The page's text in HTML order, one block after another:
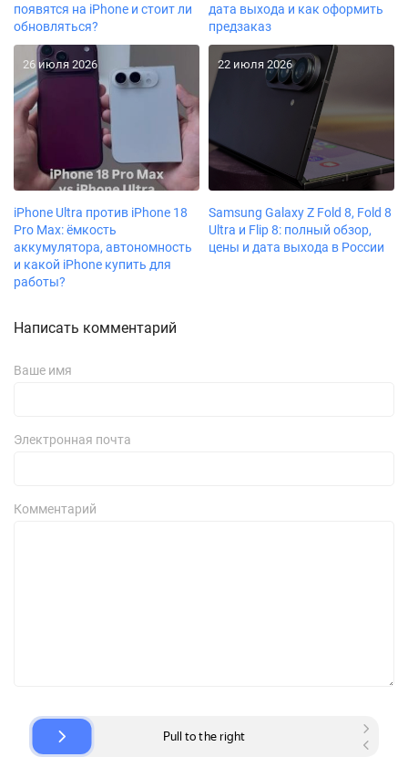
появятся на iPhone и стоит ли
обновляться?
дата выхода и как оформить
предзаказ
26 июля 2026
iPhone Ultra против iPhone 18
Pro Max: ёмкость
аккумулятора, автономность
и какой iPhone купить для
работы?
22 июля 2026
Samsung Galaxy Z Fold 8, Fold 8
Ultra и Flip 8: полный обзор,
цены и дата выхода в России
Написать комментарий
Ваше имя
Электронная почта
Комментарий